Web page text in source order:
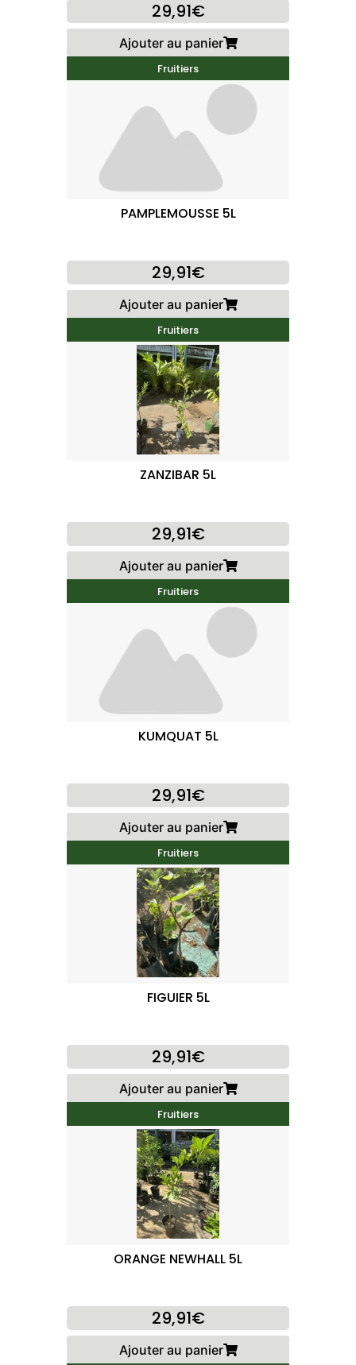
29,91€
Ajouter au panier
Fruitiers
PAMPLEMOUSSE 5L
29,91€
Ajouter au panier
Fruitiers
ZANZIBAR 5L
29,91€
Ajouter au panier
Fruitiers
KUMQUAT 5L
29,91€
Ajouter au panier
Fruitiers
FIGUIER 5L
29,91€
Ajouter au panier
Fruitiers
ORANGE NEWHALL 5L
29,91€
Ajouter au panier